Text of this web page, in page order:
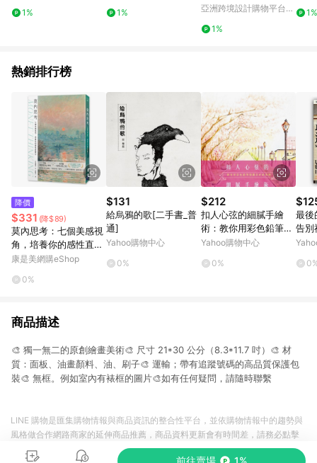
1% 1%
花牆藝術
亞洲跨境設計購物平台
1%
1%
熱銷排行榜
降價
$331 (降$89)
莫內思考：七個美感視
角，培養你的感性直覺
力
康是美網購eShop
0%
$131
給烏鴉的歌[二手書_普
通]
Yahoo購物中心
0%
$212
扣人心弦的細膩手繪
術：教你用彩色鉛筆刻
劃美好的事物[二手書_
Yahoo購物中心
0%
最後
告別
商品描述
🎨 獨一無二的原創繪畫美術🎨 尺寸 21*30 公分（8.3*11.7 吋）🎨 材
質：面板、油畫顏料、油、刷子🎨 運輸；帶有追蹤號碼的高品質保護包
裝🎨 無框。例如室內有裱框的圖片🎨如有任何疑問，請隨時聯繫
前往賣場 1%
LINE 購物是匯集購物情報與商品資訊的整合性平台，並依購物情報中的趨勢與
風格做合作網路商家的延伸商品推薦，商品資料更新會有時間差，請務必點擊
商品至各合作網路商家，確認現售價與購物條件，一切資訊以合作廠商網頁為